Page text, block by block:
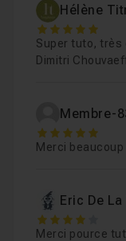
Hélène
5
Super tuto, très
Dimitri
Membre-
5
Merci
Eric De
4
Merci pource